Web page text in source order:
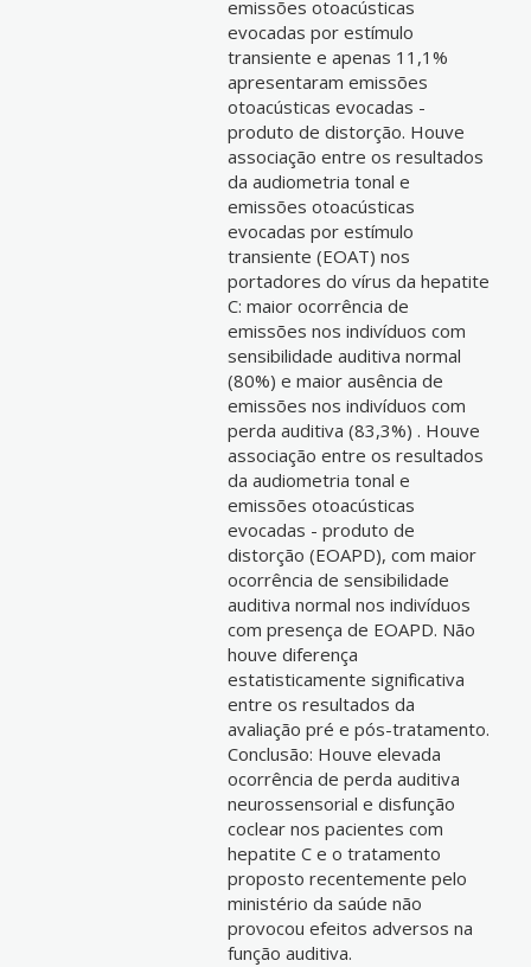
emissões otoacústicas
evocadas por estímulo
transiente e apenas 11,1%
apresentaram emissões
otoacústicas evocadas -
produto de distorção. Houve
associação entre os resultados
da audiometria tonal e
emissões otoacústicas
evocadas por estímulo
transiente (EOAT) nos
portadores do vírus da hepatite
C: maior ocorrência de
emissões nos indivíduos com
sensibilidade auditiva normal
(80%) e maior ausência de
emissões nos indivíduos com
perda auditiva (83,3%) . Houve
associação entre os resultados
da audiometria tonal e
emissões otoacústicas
evocadas - produto de
distorção (EOAPD), com maior
ocorrência de sensibilidade
auditiva normal nos indivíduos
com presença de EOAPD. Não
houve diferença
estatisticamente significativa
entre os resultados da
avaliação pré e pós-tratamento.
Conclusão: Houve elevada
ocorrência de perda auditiva
neurossensorial e disfunção
coclear nos pacientes com
hepatite C e o tratamento
proposto recentemente pelo
ministério da saúde não
provocou efeitos adversos na
função auditiva.